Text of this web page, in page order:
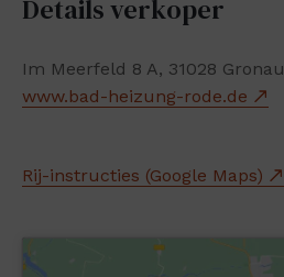
Details verkoper
Im Meerfeld 8 A, 31028 Gronau
www.bad-heizung-rode.de
Rij-instructies (Google Maps)